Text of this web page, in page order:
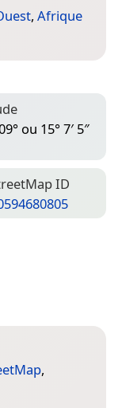
, Afrique
ou 15° 7′ 5″
ID
,